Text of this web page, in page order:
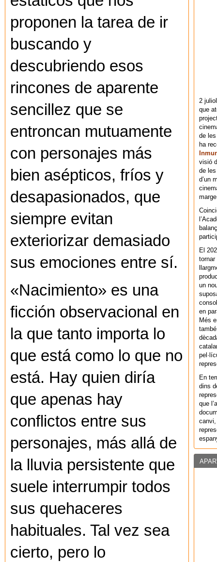
proponen la tarea de ir
buscando y
descubriendo esos
rincones de aparente
sencillez que se
entroncan mutuamente
con personajes más
bien asépticos, fríos y
desapasionados, que
siempre evitan
exteriorizar demasiado
sus emociones entre sí.
«Nacimiento» es una
ficción observacional en
la que tanto importa lo
que está como lo que no
está. Hay quien diría
que apenas hay
conflictos entre sus
personajes, más allá de
la lluvia persistente que
suele interrumpir todos
sus quehaceres
habituales. Tal vez sea
cierto, pero lo
2
que
de
ha
visió
de
d’un
El
un
en
Més
En
dins
que
canvi,